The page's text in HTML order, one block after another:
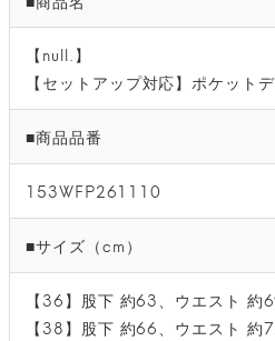
【null.】
【セットアップ対応】ポケット
■商品品番
153WFP261110
■サイズ（cm）
【36】股下 約63、ウエスト
【38】股下 約66、ウエスト